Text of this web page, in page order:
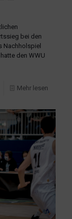
bei den
Nachholspiel
den WWU
Mehr lesen